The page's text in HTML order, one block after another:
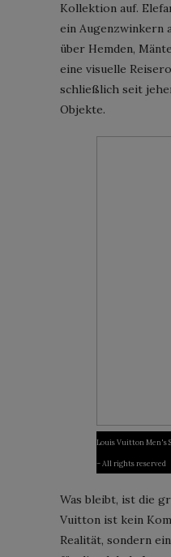
Kollektion auf.
ein Augenzwinkern
über Hemden,
eine visuelle
schließlich seit
Objekte.
Louis Vuitton Men's
– All rights reserved
Was bleibt, ist die
Vuitton ist kein
Realität, sondern